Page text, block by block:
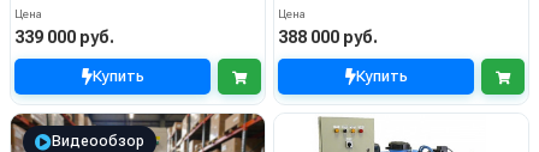
Цена
339 000 руб.
Купить
Цена
388 000 руб.
Купить
Видеообзор